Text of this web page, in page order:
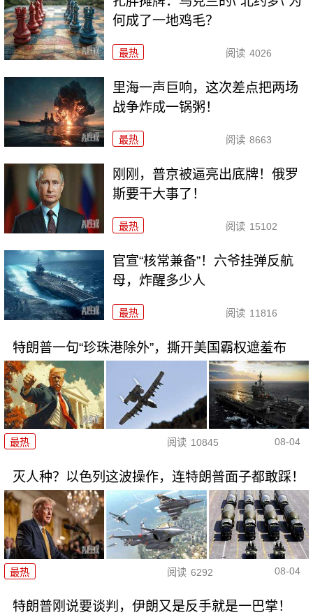
何成了一地鸡毛？
最热 阅读 4026
里海一声巨响，这次差点把两场
战争炸成一锅粥！
最热 阅读 8663
刚刚，普京被逼亮出底牌！俄罗
斯要干大事了！
最热 阅读 15102
官宣“核常兼备”！六爷挂弹反航
母，炸醒多少人
最热 阅读 11816
特朗普一句“珍珠港除外”，撕开美国霸权遮羞布
最热 阅读 10845 08-04
灭人种？以色列这波操作，连特朗普面子都敢踩！
最热 阅读 6292 08-04
特朗普刚说要谈判，伊朗又是反手就是一巴掌！